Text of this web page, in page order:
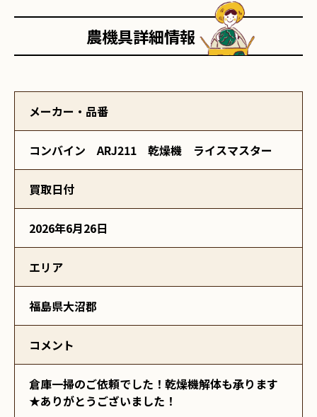
農機具詳細情報
メーカー・品番
コンバイン ARJ211 乾燥機 ライスマスター
買取日付
2026年6月26日
エリア
福島県大沼郡
コメント
倉庫一掃のご依頼でした！乾燥機解体も承ります
★ありがとうございました！